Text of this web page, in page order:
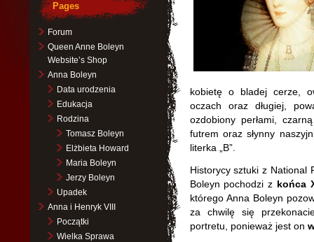
kobietę o bladej cerze,
oczach oraz długiej,
ozdobiony perłami,
futrem oraz słynny
literka „B”.
Historycy sztuki z National
Boleyn pochodzi z końca
którego Anna Boleyn
za chwilę się
portretu, ponieważ jest on
Pages
Forum
Queen Anne Boleyn
Website’s Shop
Anna Boleyn
Data urodzenia
Edukacja
Rodzina
Tomasz Boleyn
Elżbieta Howard
Maria Boleyn
Jerzy Boleyn
Upadek
Anna i Henryk VIII
Początki
Wielka Sprawa